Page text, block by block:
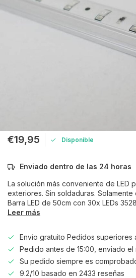
€19,95 Disponible
Enviado dentro de las 24 horas
La solución más conveniente de LED
exteriores. Sin soldaduras.
Barra LED de 50cm con 30x LEDs
Leer más
Envío gratuito Pedidos superiores
Pedido antes de 15:00, enviado el
Su pedido siempre es
9.2/10 basado en 2433 reseñas